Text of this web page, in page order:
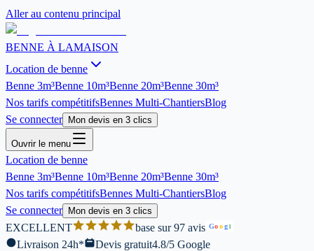
Aller au contenu principal
BENNE À LAMAISON
Location de benne
Benne 3m³Benne 10m³Benne 20m³Benne 30m³
Nos tarifs compétitifsBennes Multi-ChantiersBlog
Se connecter
Mon devis en 3 clics
Ouvrir le menu
Location de benne
Benne 3m³Benne 10m³Benne 20m³Benne 30m³
Nos tarifs compétitifsBennes Multi-ChantiersBlog
Se connecter
Mon devis en 3 clics
EXCELLENT base sur 97 avis Goog l
Livraison 24h* Devis gratuit4.8/5 Google